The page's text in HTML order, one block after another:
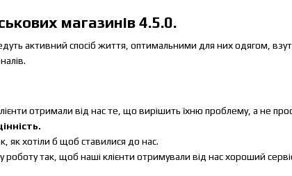
магазинів 4.5.0.
активний спосіб життя, оптимальними для них одягом,
отримали від нас те, що вирішить їхню проблему, а не
як хотіли б щоб ставилися до нас.
роботу так, щоб наші клієнти отримували від нас хороший